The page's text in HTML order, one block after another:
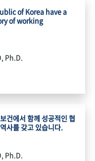
of Korea have a
of working
Ph.D.
건에서 함께 성공적인 협
사를 갖고 있습니다.
Ph.D.